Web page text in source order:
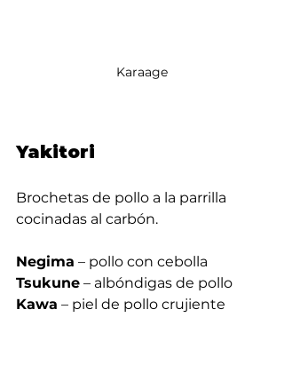
Karaage
Yakitori
Brochetas de pollo a la parrilla
cocinadas al carbón.
Negima – pollo con cebolla
Tsukune – albóndigas de pollo
Kawa – piel de pollo crujiente